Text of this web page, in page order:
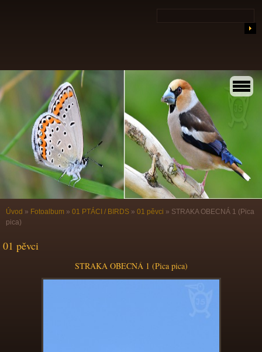
Úvod » Fotoalbum » 01 PTÁCI / BIRDS » 01 pěvci » STRAKA OBECNÁ 1 (Pica
pica)
01 pěvci
STRAKA OBECNÁ 1 (Pica pica)